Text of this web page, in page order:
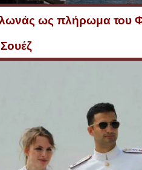
ως πλήρωμα του